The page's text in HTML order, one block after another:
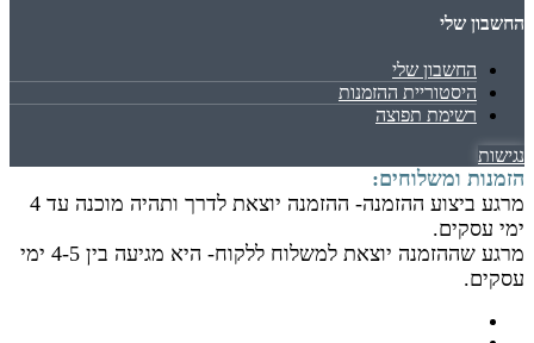
החשבון שלי
החשבון שלי
היסטוריית ההזמנות
רשימת תפוצה
נגישות
הזמנות ומשלוחים:
מרגע ביצוע ההזמנה- ההזמנה יוצאת לדרך ותהיה מוכנה עד 4
ימי עסקים.
מרגע שההזמנה יוצאת למשלוח ללקוח- היא מגיעה בין 4-5 ימי
עסקים.